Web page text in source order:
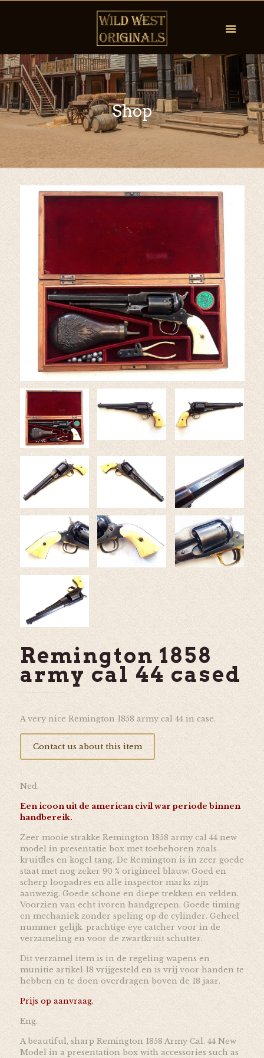
Shop
Remington 1858
army cal 44 cased
A very nice Remington 1858 army cal 44 in case.
Contact us about this item
Ned.
Een icoon uit de american civil war periode binnen
handbereik.
Zeer mooie strakke Remington 1858 army cal 44 new
model in presentatie box met toebehoren zoals
kruitfles en kogel tang. De Remington is in zeer goede
staat met nog zeker 90 % origineel blauw. Goed en
scherp loopadres en alle inspector marks zijn
aanwezig. Goede schone en diepe trekken en velden.
Voorzien van echt ivoren handgrepen. Goede timing
en mechaniek zonder speling op de cylinder. Geheel
nummer gelijk. prachtige eye catcher voor in de
verzameling en voor de zwartkruit schutter.
Dit verzamel item is in de regeling wapens en
munitie artikel 18 vrijgesteld en is vrij voor handen te
hebben en te doen overdragen boven de 18 jaar.
Prijs op aanvraag.
Eng.
A beautiful, sharp Remington 1858 Army Cal. 44 New
Model in a presentation box with accessories such as